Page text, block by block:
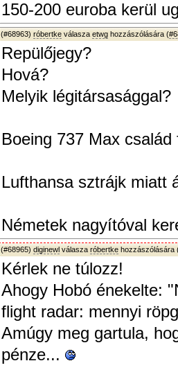
150-200 euroba kerül
(#68963) róbertke válasza etwg hozzászólására (
Repülőjegy?
Hová?
Melyik légitársasággal?
Boeing 737 Max
Lufthansa sztrájk miatt
Németek nagyítóval
(#68965) diginewl válasza róbertke hozzászólására
Kérlek ne túlozz!
Ahogy Hobó énekelte:
flight radar: mennyi
Amúgy meg gartula,
pénze...